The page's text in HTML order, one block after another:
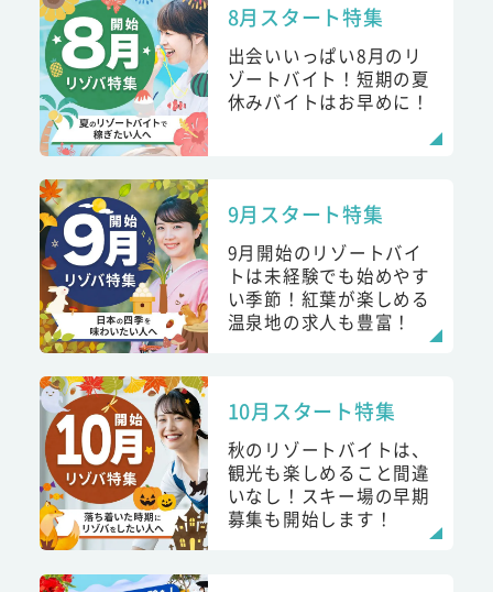
8月スタート特集
出会いいっぱい8月のリ
ゾートバイト！短期の夏
休みバイトはお早めに！
9月スタート特集
9月開始のリゾートバイ
トは未経験でも始めやす
い季節！紅葉が楽しめる
温泉地の求人も豊富！
10月スタート特集
秋のリゾートバイトは、
観光も楽しめること間違
いなし！スキー場の早期
募集も開始します！